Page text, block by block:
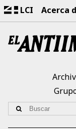
LCI Acerca